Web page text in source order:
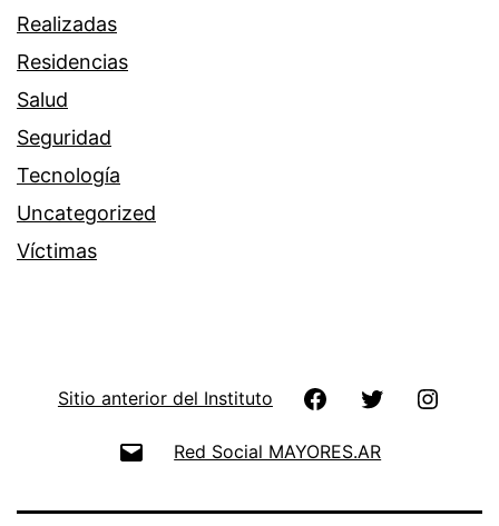
Realizadas
Residencias
Salud
Seguridad
Tecnología
Uncategorized
Víctimas
Sitio anterior del Instituto FacebookTwitter
EmailRed Social MAYORES.AR